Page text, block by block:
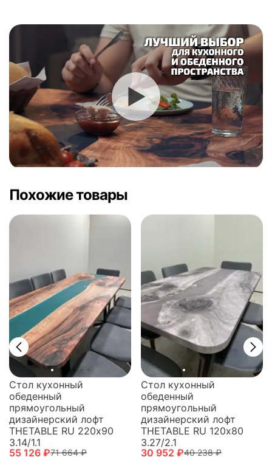
Похожие товары
Стол кухонный
обеденный
прямоугольный
дизайнерский лофт
THETABLE RU 220х90
3.14/1.1
55 126 ₽71 664 ₽
Стол кухонный
обеденный
прямоугольный
дизайнерский лофт
THETABLE RU 120х80
3.27/2.1
30 952 ₽40 238 ₽